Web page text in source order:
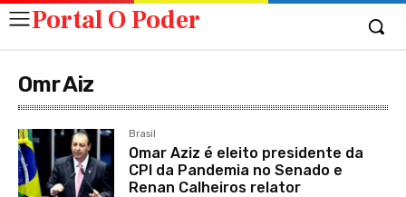
Portal O Poder
Omr Aiz
Brasil
Omar Aziz é eleito presidente da
CPI da Pandemia no Senado e
Renan Calheiros relator